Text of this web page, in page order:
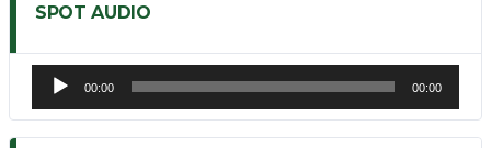
SPOT AUDIO
Audio
Player
00:00 00:00